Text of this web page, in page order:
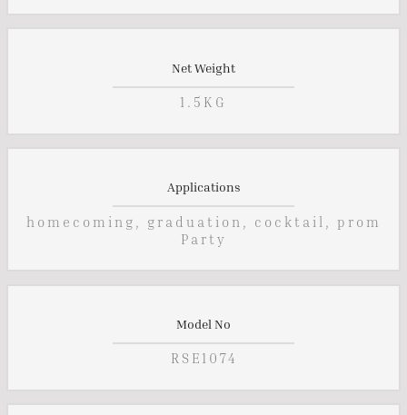
Net Weight
1.5KG
Applications
homecoming, graduation, cocktail, prom
Party
Model No
RSE1074